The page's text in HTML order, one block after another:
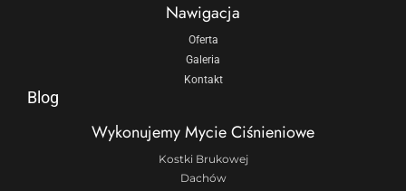
Nawigacja
Oferta
Galeria
Kontakt
Blog
Wykonujemy Mycie Ciśnieniowe
Kostki Brukowej
Dachów